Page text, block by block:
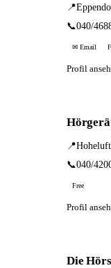
📍
📞040/
✉ Email
Profil
📍
📞040/
Free
Profil
Die